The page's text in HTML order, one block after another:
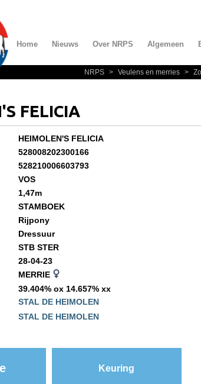
Home Nieuws Over NRPS Algemeen
paspoort
NRPS > Veulens en merries >
FELICIA
HEIMOLEN'S FELICIA
528008202300166
528210006603793
VOS
1,47m
STAMBOEK
Rijpony
Dressuur
STB STER
28-04-23
MERRIE
39.404% ox 14.657% xx
STAL DE HEIMOLEN
STAL DE HEIMOLEN
Keuring